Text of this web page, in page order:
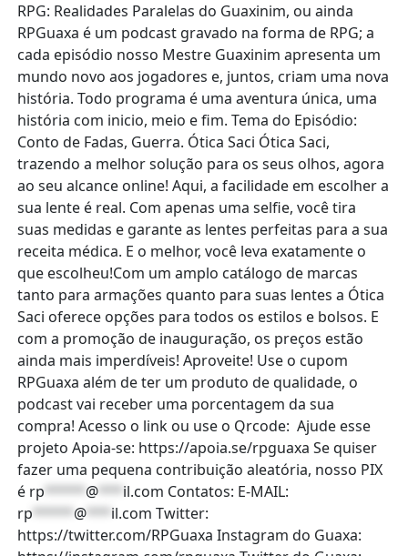
RPG: Realidades Paralelas do Guaxinim, ou ainda
RPGuaxa é um podcast gravado na forma de RPG; a
cada episódio nosso Mestre Guaxinim apresenta um
mundo novo aos jogadores e, juntos, criam uma nova
história. Todo programa é uma aventura única, uma
história com inicio, meio e fim. Tema do Episódio:
Conto de Fadas, Guerra. Ótica Saci Ótica Saci,
trazendo a melhor solução para os seus olhos, agora
ao seu alcance online! Aqui, a facilidade em escolher a
sua lente é real. Com apenas uma selfie, você tira
suas medidas e garante as lentes perfeitas para a sua
receita médica. E o melhor, você leva exatamente o
que escolheu!Com um amplo catálogo de marcas
tanto para armações quanto para suas lentes a Ótica
Saci oferece opções para todos os estilos e bolsos. E
com a promoção de inauguração, os preços estão
ainda mais imperdíveis! Aproveite! Use o cupom
RPGuaxa além de ter um produto de qualidade, o
podcast vai receber uma porcentagem da sua
compra! Acesso o link ou use o Qrcode: Ajude esse
projeto Apoia-se: https://apoia.se/rpguaxa Se quiser
fazer uma pequena contribuição aleatória, nosso PIX
é rp ***** @*** il.com Contatos: E-MAIL:
rp ***** @*** il.com Twitter:
https://twitter.com/RPGuaxa Instagram do Guaxa: